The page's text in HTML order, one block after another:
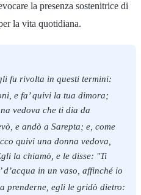
la presenza sostenitrice di
la vita quotidiana.
fu rivolta in questi termini:
e fa’ quivi la tua dimora;
vedova che ti dia da
e andò a Sarepta; e, come
quivi una donna vedova,
la chiamò, e le disse: "Ti
d’acqua in un vaso, affinché io
prenderne, egli le gridò dietro: